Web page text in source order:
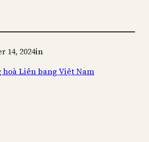
14, 2024in
hoà Liên bang Việt Nam